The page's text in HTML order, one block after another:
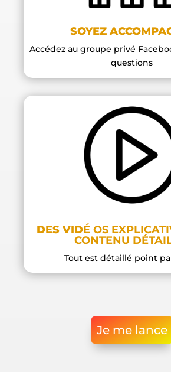
SOYEZ
Accédez au groupe privé
questions
DES VIDÉ OS
CONTENU
Tout est détaillé point
Je me lance